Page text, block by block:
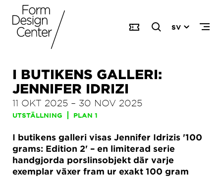
SV
I BUTIKENS GALLERI:
JENNIFER IDRIZI
11 OKT 2025 – 30 NOV 2025
UTSTÄLLNING PLAN 1
I butikens galleri visas Jennifer Idrizis '100
grams: Edition 2' – en limiterad serie
handgjorda porslinsobjekt där varje
exemplar växer fram ur exakt 100 gram